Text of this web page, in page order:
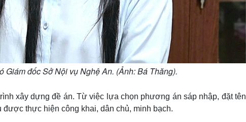
Giám đốc Sở Nội vụ Nghệ An. (Ảnh: Bá Thăng).
xây dựng đề án. Từ việc lựa chọn phương án sáp nhập, đặt tên
thực hiện công khai, dân chủ, minh bạch.